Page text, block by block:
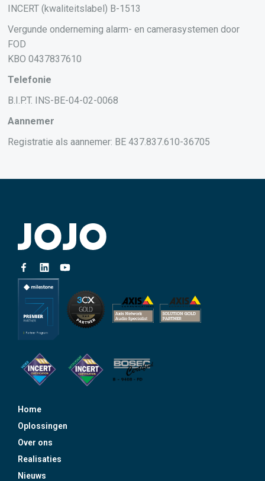
INCERT (kwaliteitslabel) B-1513
Vergunde onderneming alarm- en camerasystemen door
FOD
KBO 0437837610
Telefonie
B.I.P.T. INS-BE-04-02-0068
Aannemer
Registratie als aannemer: BE 437.837.610-36705
Home
Oplossingen
Over ons
Realisaties
Nieuws